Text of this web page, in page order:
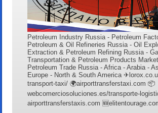
Petroleum Industry Russia - Petroleum
Petroleum & Oil Refineries Russia - Oil
Extraction & Petroleum Refining Russia -
Transportation & Petroleum Products
Petroleum Trade Russia - Africa - Arabia -
Europe - North & South America
transport-taxi/ 🌍airporttransferstaxi.com 📦
webcomerciosoluciones.es/transporte-
airporttransferstaxis.com